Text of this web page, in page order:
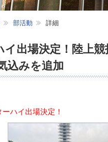
部活動 詳細
イ出場決定！陸上
込みを追加
ーハイ出場決定！